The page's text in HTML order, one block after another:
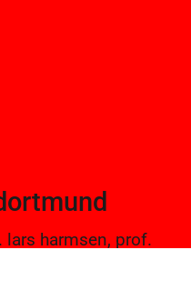
harmsen, prof.